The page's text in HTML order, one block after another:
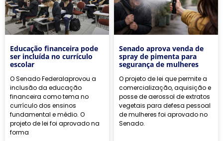
Educação financeira pode
ser incluída no currículo
escolar
O Senado Federalaprovou a
inclusão da educação
financeira como tema no
currículo dos ensinos
fundamental e médio. O
projeto de lei foi aprovado na
forma
Senado aprova venda de
spray de pimenta para
segurança de mulheres
O projeto de lei que permite a
comercialização, aquisição e
posse de aerossol de extratos
vegetais para defesa pessoal
de mulheres foi aprovado no
Senado.